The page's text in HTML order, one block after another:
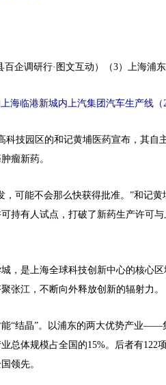
海临港新城内上汽集团汽车生产线
技园区的和记黄埔医药宣布，其自
瘤新药。
能不会那么快获得批准。”和记黄
持有人试点，打破了新药生产许可
是上海全球科技创新中心的核心区
张江，不断向外释放创新的辐射力。
结晶”。以浦东的两大优势产业——
总体规模占全国的15%。后者有
领先。